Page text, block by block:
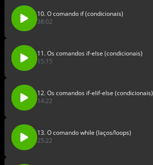
10. O comando if (condicionais)
38:02
11. Os comandos if-else (condicionais)
15:15
12. Os comandos if-elif-else (condicionais)
14:22
13. O comando while (laços/loops)
25:22